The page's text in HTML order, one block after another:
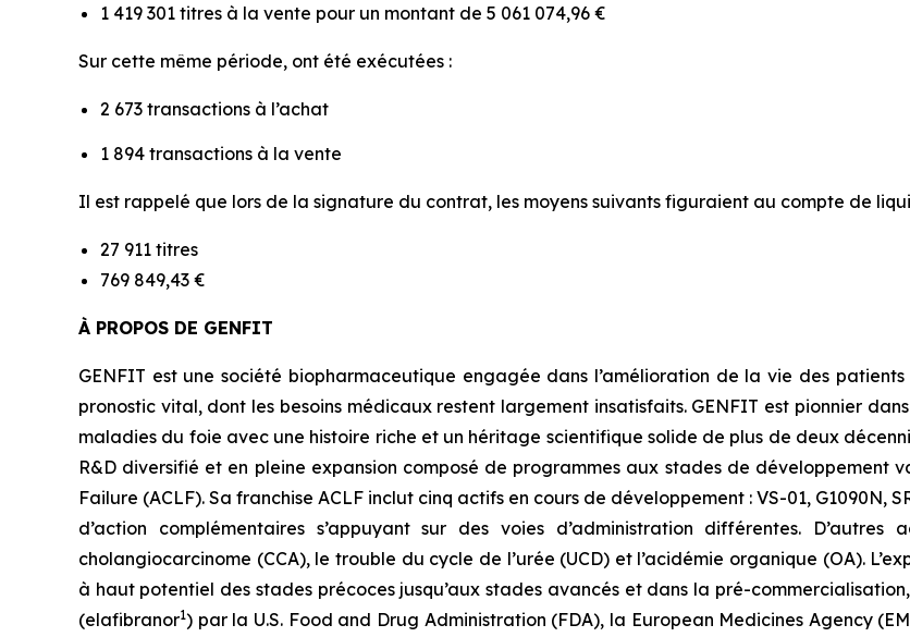
1 419 301 titres à la vente pour un montant de 5 061 074,96 €
Sur cette même période, ont été exécutées :
2 673 transactions à l’achat
1 894 transactions à la vente
Il est rappelé que lors de la signature du contrat, les moyens suivants figuraient au compte de
27 911 titres
769 849,43 €
À PROPOS DE GENFIT
GENFIT est une société biopharmaceutique engagée dans l’amélioration de la vie des
pronostic vital, dont les besoins médicaux restent largement insatisfaits. GENFIT est pionnier
maladies du foie avec une histoire riche et un héritage scientifique solide de plus de deux
R&D diversifié et en pleine expansion composé de programmes aux stades de développement
Failure (ACLF). Sa franchise ACLF inclut cinq actifs en cours de développement : VS-01, G1090N,
d’action complémentaires s’appuyant sur des voies d’administration différentes.
cholangiocarcinome (CCA), le trouble du cycle de l’urée (UCD) et l’acidémie organique (OA).
à haut potentiel des stades précoces jusqu’aux stades avancés et dans la pré-
(elafibranor1) par la U.S. Food and Drug Administration (FDA), la European Medicines Agency